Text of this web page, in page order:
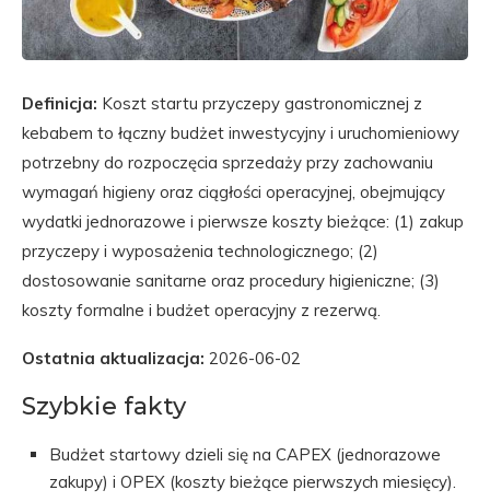
Definicja: Koszt startu przyczepy gastronomicznej z
kebabem to łączny budżet inwestycyjny i uruchomieniowy
potrzebny do rozpoczęcia sprzedaży przy zachowaniu
wymagań higieny oraz ciągłości operacyjnej, obejmujący
wydatki jednorazowe i pierwsze koszty bieżące: (1) zakup
przyczepy i wyposażenia technologicznego; (2)
dostosowanie sanitarne oraz procedury higieniczne; (3)
koszty formalne i budżet operacyjny z rezerwą.
Ostatnia aktualizacja: 2026-06-02
Szybkie fakty
Budżet startowy dzieli się na CAPEX (jednorazowe
zakupy) i OPEX (koszty bieżące pierwszych miesięcy).